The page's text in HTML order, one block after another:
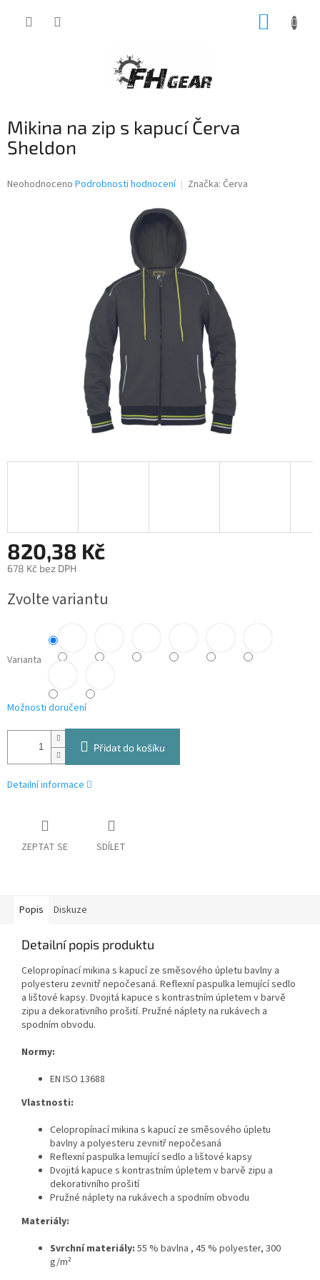
Mikina na zip s kapucí Červa
Sheldon
Průměrné
Neohodnoceno Podrobnosti hodnocení Značka: Červa
820,38 Kč
678 Kč bez DPH
cena:
Zvolte variantu
Varianta
Možnosti doručení
Přidat do košíku
Detailní informace
ZEPTAT SE SDÍLET
Popis Diskuze
Detailní popis produktu
Celopropínací mikina s kapucí ze směsového úpletu bavlny a
polyesteru zevnitř nepočesaná. Reflexní paspulka lemující sedlo
a lištové kapsy. Dvojitá kapuce s kontrastním úpletem v barvě
zipu a dekorativního prošití. Pružné náplety na rukávech a
spodním obvodu.
Normy:
EN ISO 13688
Vlastnosti:
Celopropínací mikina s kapucí ze směsového úpletu
bavlny a polyesteru zevnitř nepočesaná
Reflexní paspulka lemující sedlo a lištové kapsy
Dvojitá kapuce s kontrastním úpletem v barvě zipu a
dekorativního prošití
Pružné náplety na rukávech a spodním obvodu
Materiály:
Svrchní materiály: 55 % bavlna , 45 % polyester, 300
g/m²